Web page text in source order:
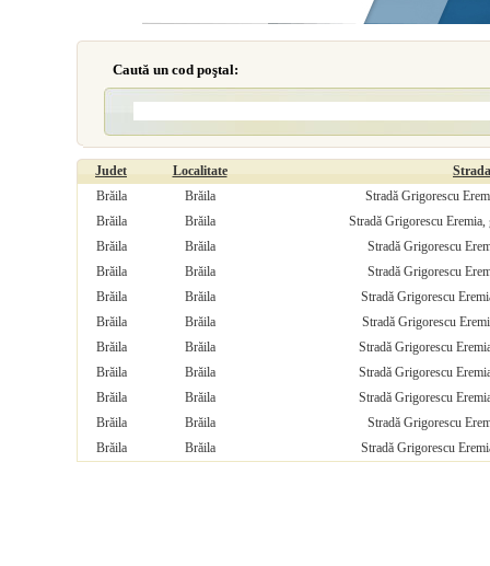
Caută un cod poştal:
Judet Localitate
Strada
Brăila
Brăila
Stradă Grigorescu
Brăila
Brăila
Stradă Grigorescu
Brăila
Brăila
Stradă Grigorescu
Brăila
Brăila
Stradă Grigorescu
Brăila
Brăila
Stradă Grigorescu
Brăila
Brăila
Stradă Grigorescu
Brăila
Brăila
Stradă Grigorescu
Brăila
Brăila
Stradă Grigorescu
Brăila
Brăila
Stradă Grigorescu
Brăila
Brăila
Stradă Grigorescu
Brăila
Brăila Stradă Grigorescu